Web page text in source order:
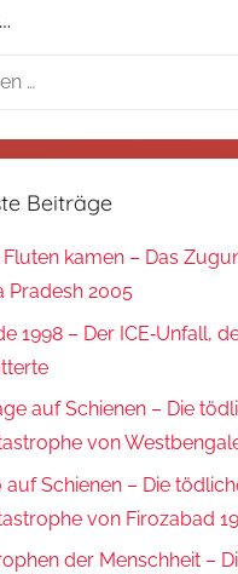
Beiträge
Fluten kamen – Das
Pradesh 2005
1998 – Der ICE‑Unfall,
auf Schienen – Die
von
auf Schienen – Die
von Firozabad
der Menschheit –